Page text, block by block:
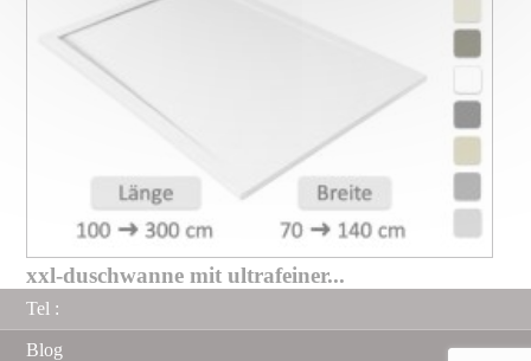
xxl-duschwanne mit ultrafeiner...
Tel :
Blog